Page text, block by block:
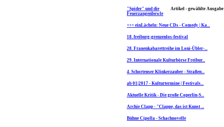
Artikel - gewählte Ausgabe
"Spider" und die
Feuerzangenbowle
+++ einLächeln: Neue CDs - Comedy | Ka...
18. freiburg-grenzenlos-festival
28. Frauenkabarettreihe im Loni-Übler-...
29. Internationale Kulturbörse Freibur...
4. Schortenser Klinkerzauber - Straßen...
ab 01|2017 - Kulturtermine | Festivals...
Aktuelle Kritik - Die große Coperlin-S...
Archie Clapp - "Clappe, das ist Kunst ...
Bühne Cipolla - Schachnovelle